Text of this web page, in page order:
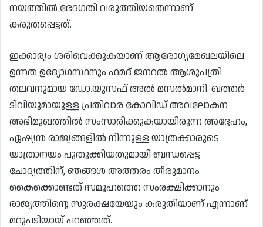
നയത്തിൽ ഭേദഗതി വരുത്തിയതെന്നാണ്
കരുതപ്പെട്ടത്.
ഇക്കാര്യം ശരിവെക്കുകയാണ് ആരോഗ്യമേഖലയിലെ
ഉന്നത ഉദ്യോഗസ്ഥനും ഹമദ് ജനറൽ ആശുപത്രി
തലവനുമായ ഡോ.യൂസഫ് അൽ മസൽമാനി. ഖത്തർ
ടിവിയുമായുള്ള പ്രതിവാര കോവിഡ് അവലോകന
അഭിമുഖത്തിൽ സംസാരിക്കുകയായിരുന്ന അദ്ദേഹം,
ഏഷ്യൻ രാജ്യങ്ങളിൽ നിന്നുള്ള യാത്രക്കാരുടെ
യാത്രാനയം പുതുക്കിയതുമായി ബന്ധപ്പെട്ട
ചോദ്യത്തിന്, ഞങ്ങൾ അത്തരം തീരുമാനം
കൈക്കൊണ്ടത് സമൂഹത്തെ സംരക്ഷിക്കാനും
രാജ്യത്തിന്റെ സുരക്ഷയേയും കരുതിയാണ് എന്നാണ്
മറുപടിയായ് പറഞ്ഞത്.